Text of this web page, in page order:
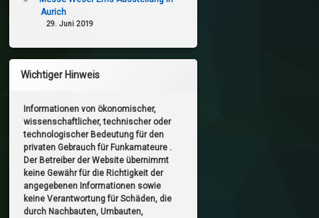
Aurich
29. Juni 2019
Wichtiger Hinweis
Informationen von ökonomischer,
wissenschaftlicher, technischer oder
technologischer Bedeutung für den
privaten Gebrauch für Funkamateure .
Der Betreiber der Website übernimmt
keine Gewähr für die Richtigkeit der
angegebenen Informationen sowie
keine Verantwortung für Schäden, die
durch Nachbauten, Umbauten,